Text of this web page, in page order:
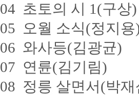
04 초토의 시 1(구상)
05 오월 소식(정지용
06 와사등(김광균)
07 연륜(김기림)
08 정릉 살면서(박재